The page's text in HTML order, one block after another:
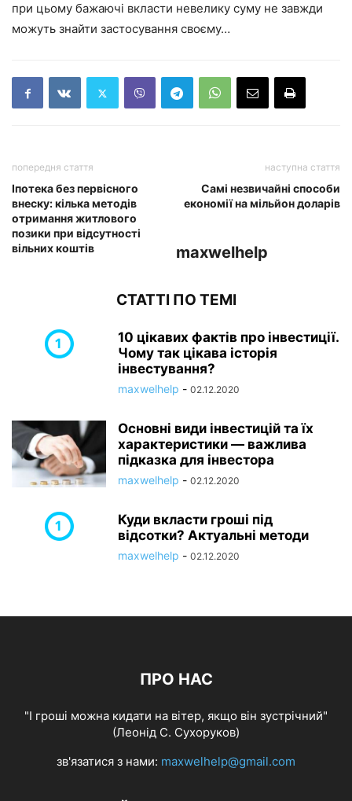
при цьому бажаючі вкласти невелику суму не завжди
можуть знайти застосування своєму…
попередня стаття
Іпотека без первісного
внеску: кілька методів
отримання житлового
позики при відсутності
вільних коштів
наступна стаття
Самі незвичайні способи
економії на мільйон доларів
maxwelhelp
СТАТТІ ПО ТЕМІ
10 цікавих фактів про інвестиції.
Чому так цікава історія
інвестування?
maxwelhelp - 02.12.2020
Основні види інвестицій та їх
характеристики — важлива
підказка для інвестора
maxwelhelp - 02.12.2020
Куди вкласти гроші під
відсотки? Актуальні методи
maxwelhelp - 02.12.2020
ПРО НАС
"І гроші можна кидати на вітер, якщо він зустрічний"
(Леонід С. Сухоруков)
зв'язатися з нами: maxwelhelp@gmail.com